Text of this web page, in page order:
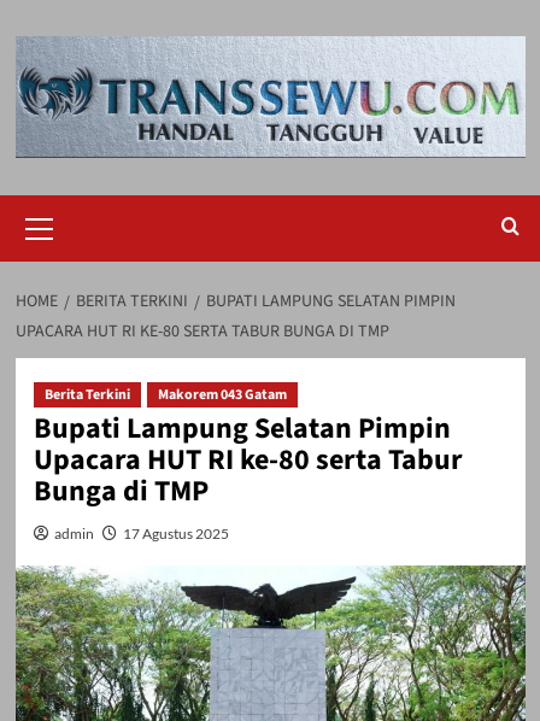
to
content
Menu
HOME BERITA TERKINI
BUPATI LAMPUNG SELATAN PIMPIN
UPACARA HUT RI KE-80 SERTA TABUR BUNGA DI TMP
Berita Terkini Makorem 043 Gatam
Bupati Lampung Selatan Pimpin
Upacara HUT RI ke-80 serta Tabur
Bunga di TMP
admin 17 Agustus 2025